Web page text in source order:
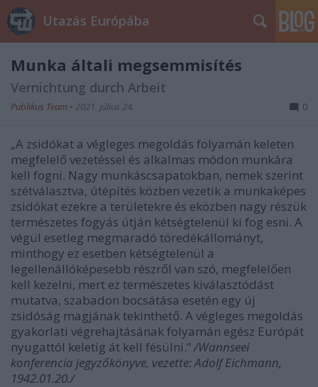
Utazás Európába
Munka általi megsemmisítés
Vernichtung durch Arbeit
Publikus Team • 2021. július 24. 0
„A zsidókat a végleges megoldás folyamán keleten
megfelelő vezetéssel és alkalmas módon munkára
kell fogni. Nagy munkáscsapatokban, nemek szerint
szétválasztva, útépítés közben vezetik a munkaképes
zsidókat ezekre a területekre és eközben nagy részük
természetes fogyás útján kétségtelenül ki fog esni. A
végül esetleg megmaradó töredékállományt,
minthogy ez esetben kétségtelenül a
legellenállóképesebb részről van szó, megfelelően
kell kezelni, mert ez természetes kiválasztódást
mutatva, szabadon bocsátása esetén egy új
zsidóság magjának tekinthető. A végleges megoldás
gyakorlati végrehajtásának folyamán egész Európát
nyugattól keletig át kell fésülni.”/Wannseei
konferencia jegyzőkönyve, vezette: Adolf Eichmann,
1942.01.20./